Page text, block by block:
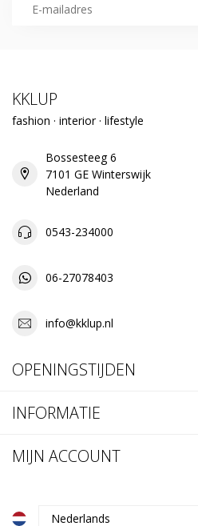
KKLUP
fashion · interior · lifestyle
Bossesteeg 6
7101 GE Winterswijk
Nederland
0543-234000
06-27078403
info@kklup.nl
OPENINGSTIJDEN
INFORMATIE
MIJN ACCOUNT